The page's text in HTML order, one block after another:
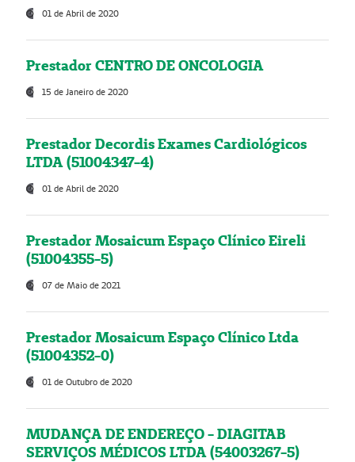
01 de Abril de 2020
Prestador CENTRO DE ONCOLOGIA
15 de Janeiro de 2020
Prestador Decordis Exames Cardiológicos
LTDA (51004347-4)
01 de Abril de 2020
Prestador Mosaicum Espaço Clínico Eireli
(51004355-5)
07 de Maio de 2021
Prestador Mosaicum Espaço Clínico Ltda
(51004352-0)
01 de Outubro de 2020
MUDANÇA DE ENDEREÇO - DIAGITAB
SERVIÇOS MÉDICOS LTDA (54003267-5)